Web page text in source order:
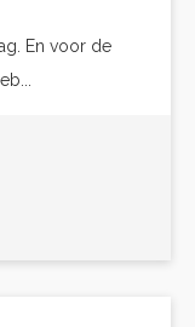
En voor de